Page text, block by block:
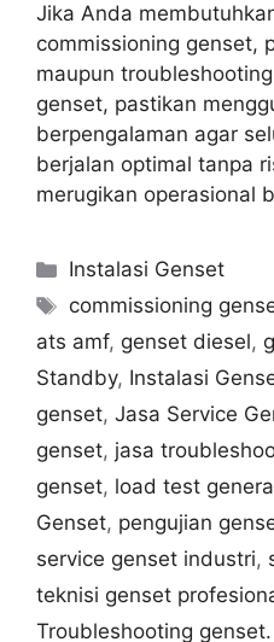
Jika Anda
commissioning genset,
maupun
genset, pastikan
berpengalaman agar
berjalan optimal tanpa
merugikan operasional
Instalasi Genset
commissioning
ats amf, genset diesel,
Standby, Instalasi
genset, Jasa Service
genset, jasa
genset, load test
Genset, pengujian
service genset industri,
teknisi genset
Troubleshooting genset.